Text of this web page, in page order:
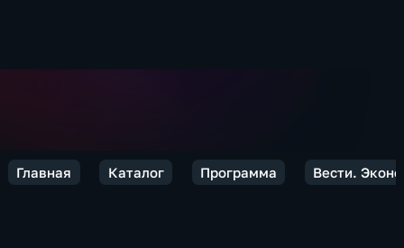
Главная Каталог Программа Вести.